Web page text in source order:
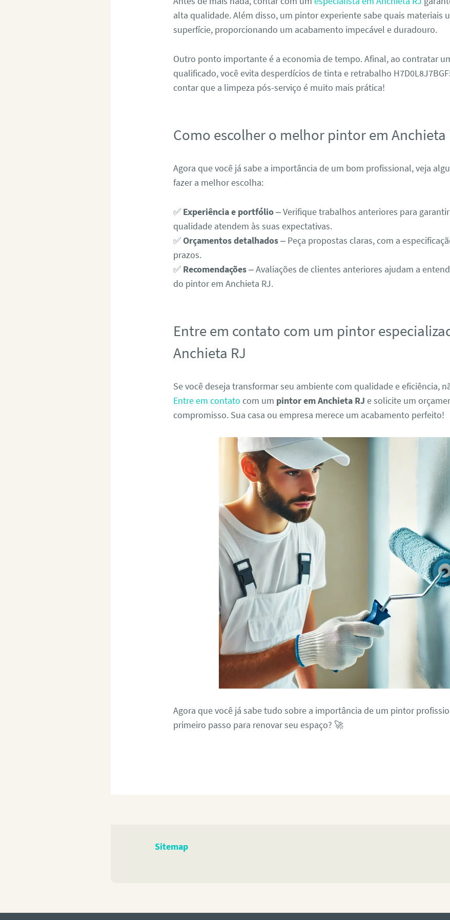
alta qualidade. Além disso, um pintor experiente sabe quais materiais
superfície, proporcionando um acabamento impecável e duradouro.
Outro ponto importante é a economia de tempo. Afinal, ao contratar
qualificado, você evita desperdícios de tinta e retrabalho
contar que a limpeza pós-serviço é muito mais prática!
Como escolher o melhor pintor em Anchieta
Agora que você já sabe a importância de um bom profissional, veja
fazer a melhor escolha:
✅ Experiência e portfólio– Verifique trabalhos anteriores para
qualidade atendem às suas expectativas.
✅Orçamentos detalhados– Peça propostas claras, com a
prazos.
✅ Recomendações– Avaliações de clientes anteriores ajudam a
do pintor em Anchieta RJ.
Entre em contato com um pintor
Anchieta RJ
Se você deseja transformar seu ambiente com qualidade e eficiência,
Entre em contato com um pintor em Anchieta RJ e solicite um
compromisso. Sua casa ou empresa merece um acabamento perfeito!
Agora que você já sabe tudo sobre a importância de um pintor
primeiro passo para renovar seu espaço? 🚀
Sitemap